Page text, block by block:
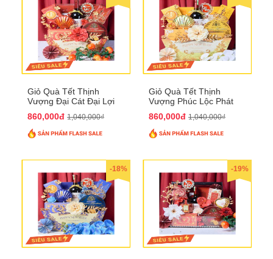
Giỏ Quà Tết Thịnh
Vượng Đại Cát Đại Lợi
860,000đ 1,040,000₫
Giỏ Quà Tết Thịnh
Vượng Phúc Lộc Phát
860,000đ 1,040,000₫
-18% -19%